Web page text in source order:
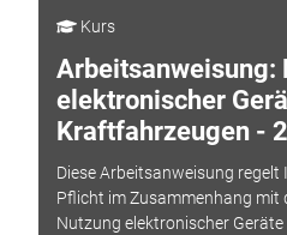
Kurs
Arbeitsanweisung:
elektronischer
Kraftfahrzeugen -
Diese Arbeitsanweisung
Pflicht im Zusammenhang mit
Nutzung elektronischer